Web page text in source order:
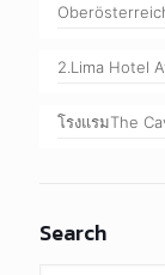
2.Lima Hotel
โรงแรมThe
Search